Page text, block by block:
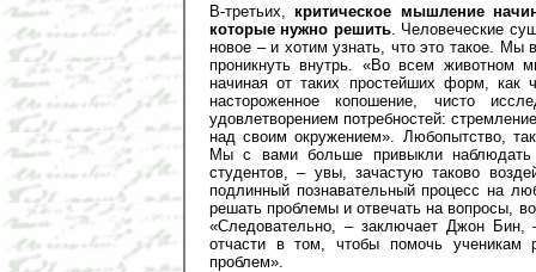
В-третьих,критическое мышление
которые нужно решить. Человеческие
новое – и хотим узнать, что это такое. Мы
проникнуть внутрь. «Во всем
начиная от таких простейших форм,
настороженное копошение, чисто
удовлетворением потребностей:
над своим окружением». Любопытство,
Мы с вами больше привыкли
студентов, – увы, зачастую таково
подлинный познавательный процесс на
решать проблемы и отвечать на вопросы,
«Следовательно, – заключает Джон Бин,
отчасти в том, чтобы помочь ученикам
проблем».